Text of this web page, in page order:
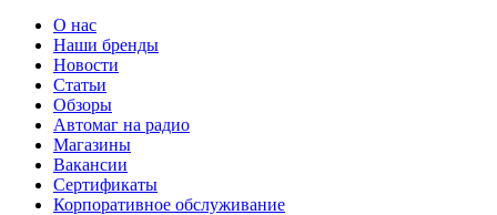
О нас
Наши бренды
Новости
Статьи
Обзоры
Автомаг на радио
Магазины
Вакансии
Сертификаты
Корпоративное обслуживание